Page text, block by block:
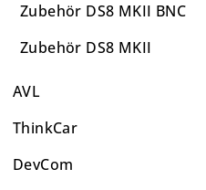
Zubehör DS8 MKII BNC
Zubehör DS8 MKII
AVL
ThinkCar
DevCom